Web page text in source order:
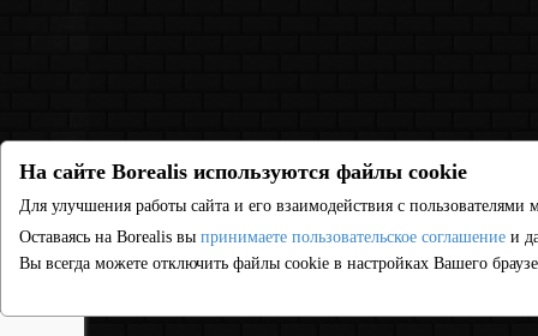
На сайте Borealis используются файлы cookie
Для улучшения работы сайта и его взаимодействия с
Оставаясь на Borealis вы принимаете пользовательское соглашение и
Вы всегда можете отключить файлы cookie в настройках Вашего